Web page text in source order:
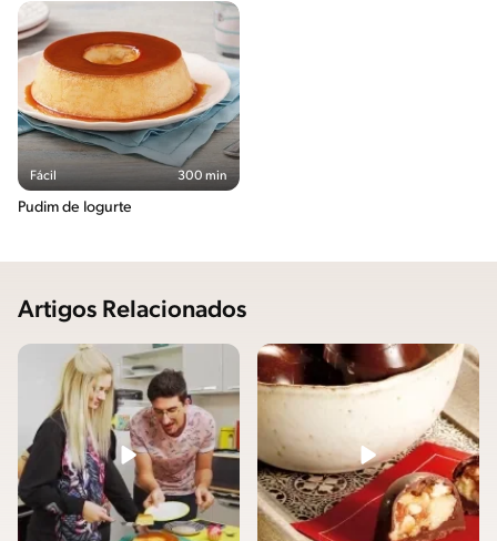
Fácil 300 min
Pudim de Iogurte
Artigos Relacionados